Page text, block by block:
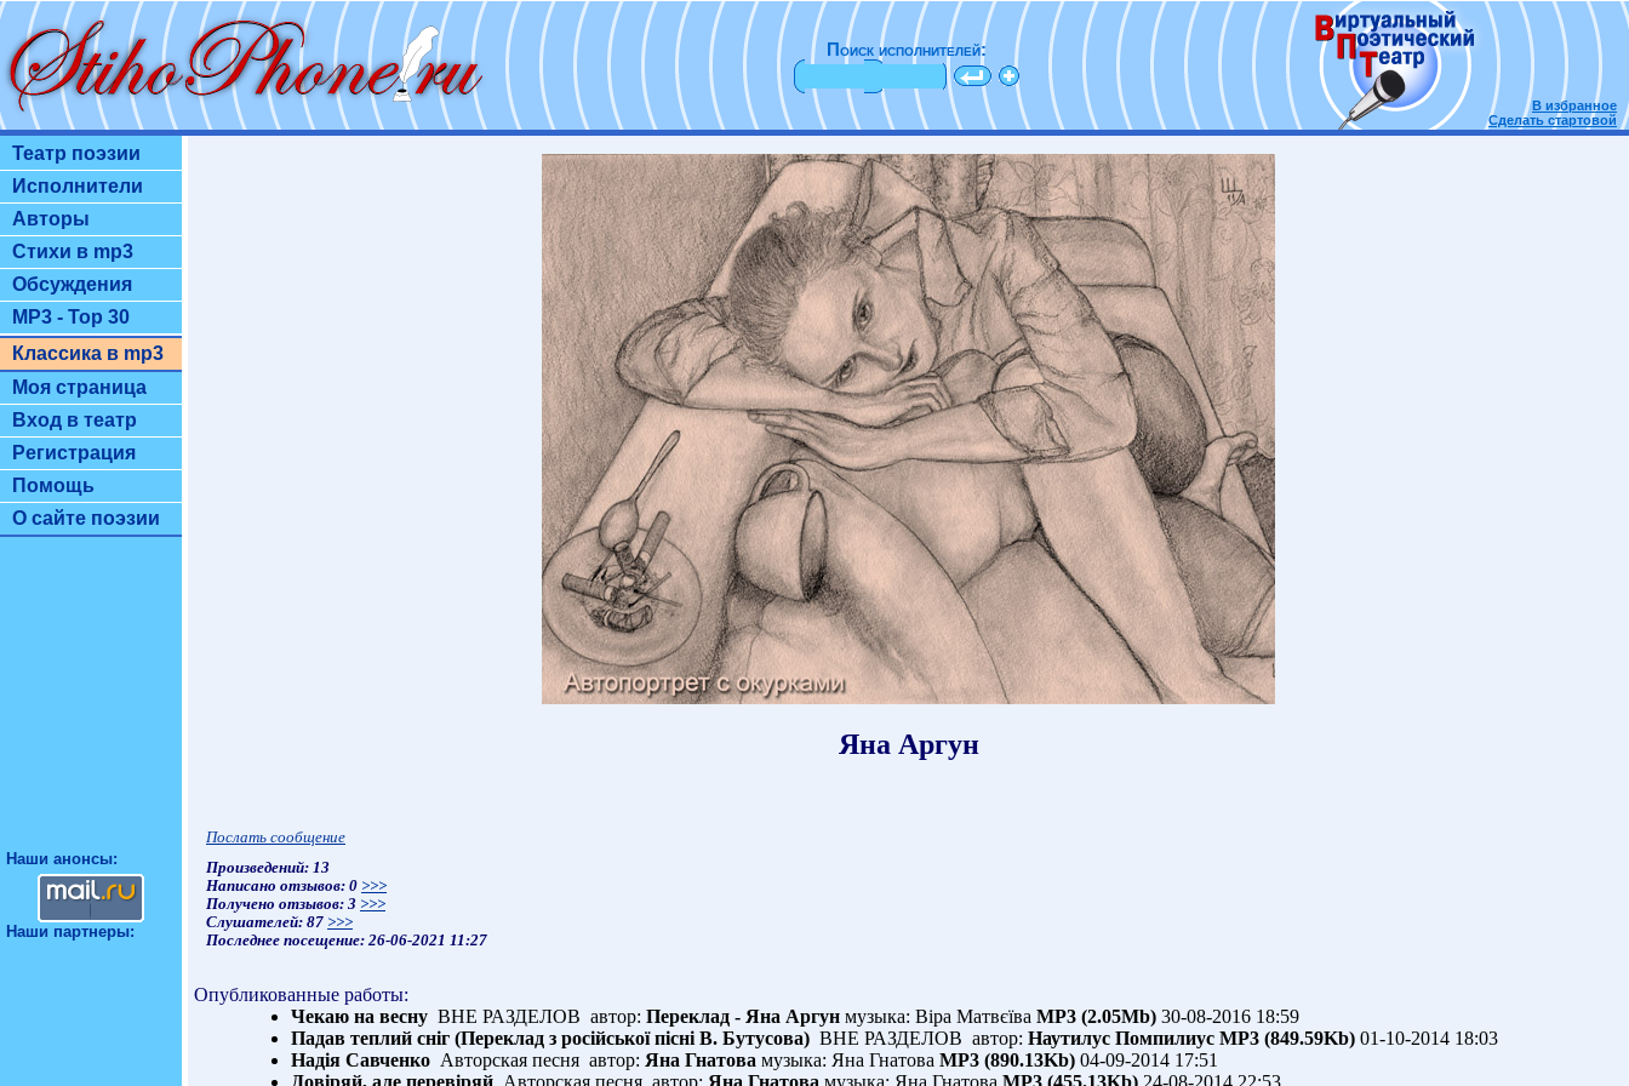
Поиск исполнителей:
В избранное
Сделать стартовой
Театр поэзии
Исполнители
Авторы
Стихи в mp3
Обсуждения
MP3 - Top 30
Классика в mp3
Моя страница
Вход в театр
Регистрация
Помощь
О сайте поэзии
Наши анонсы:
Наши партнеры:
Яна Аргун
Послать сообщение
Произведений: 13
Написано отзывов: 0 >>>
Получено отзывов: 3 >>>
Слушателей: 87 >>>
Последнее посещение: 26-06-2021 11:27
Опубликованные работы:
Чекаю на весну ВНЕ РАЗДЕЛОВ автор: Переклад - Яна Аргун музыка: Віра Матвєїва MP3 (2.05Mb) 30-08-2016 18:59
Падав теплий сніг (Переклад з російської пісні В. Бутусова) ВНЕ РАЗДЕЛОВ автор: Наутилус Помпилиус MP3 (849.59Kb) 01-10-2014 18:03
Надія Савченко Авторская песня автор: Яна Гнатова музыка: Яна Гнатова MP3 (890.13Kb) 04-09-2014 17:51
Довіряй, але перевіряй Авторская песня автор: Яна Гнатова музыка: Яна Гнатова MP3 (455.13Kb) 24-08-2014 22:53